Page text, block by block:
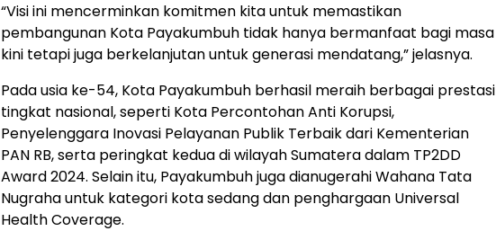
“Visi ini mencerminkan komitmen kita untuk memastikan
pembangunan Kota Payakumbuh tidak hanya bermanfaat bagi masa
kini tetapi juga berkelanjutan untuk generasi mendatang,” jelasnya.
Pada usia ke-54, Kota Payakumbuh berhasil meraih berbagai prestasi
tingkat nasional, seperti Kota Percontohan Anti Korupsi,
Penyelenggara Inovasi Pelayanan Publik Terbaik dari Kementerian
PAN RB, serta peringkat kedua di wilayah Sumatera dalam TP2DD
Award 2024. Selain itu, Payakumbuh juga dianugerahi Wahana Tata
Nugraha untuk kategori kota sedang dan penghargaan Universal
Health Coverage.